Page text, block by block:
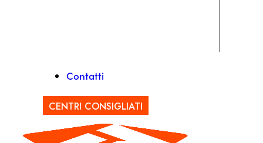
Contatti
CENTRI CONSIGLIATI